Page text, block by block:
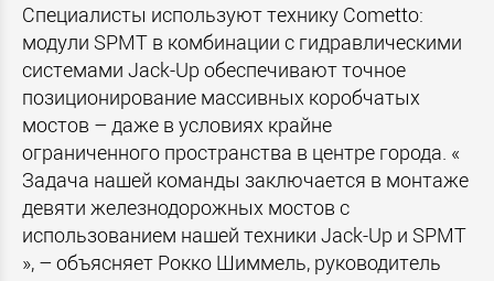
Специалисты используют технику Cometto:
модули SPMT в комбинации с гидравлическими
системами Jack-Up обеспечивают точное
позиционирование массивных коробчатых
мостов – даже в условиях крайне
ограниченного пространства в центре города. «
Задача нашей команды заключается в монтаже
девяти железнодорожных мостов с
использованием нашей техники Jack-Up и SPMT
», – объясняет Рокко Шиммель, руководитель